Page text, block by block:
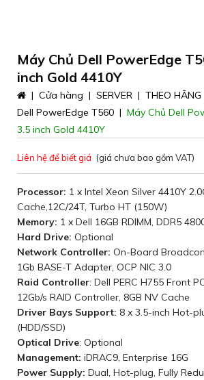
Máy Chủ Dell PowerEdge
inch Gold 4410Y
| Cửa hàng | SERVER | THEO HÃNG
Dell PowerEdge T560 | Máy Chủ Dell
3.5 inch Gold 4410Y
Liên hệ để biết giá (giá chưa bao gồm VAT)
Processor: 1 x Intel Xeon Silver 4410Y
Cache,12C/24T, Turbo HT (150W)
Memory: 1 x Dell 16GB RDIMM, DDR5
Hard Drive: Optional
Network Controller: On-Board
1Gb BASE-T Adapter, OCP NIC 3.0
Raid Controller: Dell PERC H755 Front
12Gb/s RAID Controller, 8GB NV Cache
Driver Bays Support: 8 x 3.5-inch Hot-
(HDD/SSD)
Optical Drive: Optional
Management: iDRAC9, Enterprise 16G
Power Supply: Dual, Hot-plug, Fully